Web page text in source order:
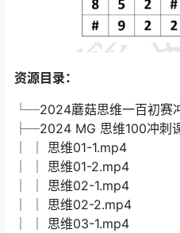
资源目录：
└─2024蘑菇思维一百初赛
├─2024 MG 思维100冲刺
│ │ 思维01-1.mp4
│ │ 思维01-2.mp4
│ │ 思维02-1.mp4
│ │ 思维02-2.mp4
│ │ 思维03-1.mp4